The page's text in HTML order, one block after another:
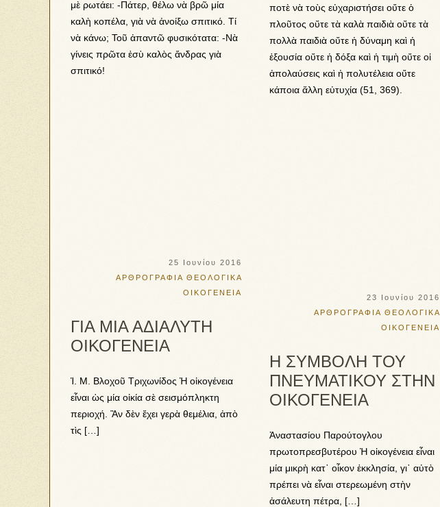
μὲ ρωτάει: -Πάτερ, θέλω νὰ βρῶ μία
καλὴ κοπέλα, γιὰ νὰ ἀνοίξω σπιτικό. Τί
νὰ κάνω; Τοῦ ἀπαντῶ φυσικότατα: -Νὰ
γίνεις πρῶτα ἐσὺ καλὸς ἄνδρας γιὰ
σπιτικό!
ποτὲ νὰ τοὺς εὐχαριστήσει οὔτε ὁ
πλοῦτος οὔτε τὰ καλὰ παιδιὰ οὔτε τὰ
πολλὰ παιδιὰ οὔτε ἡ δύναμη καὶ ἡ
ἐξουσία οὔτε ἡ δόξα καὶ ἡ τιμὴ οὔτε οἱ
ἀπολαύσεις καὶ ἡ πολυτέλεια οὔτε
κάποια ἄλλη εὐτυχία (51, 369).
25 Ιουνίου 2016
ΑΡΘΡΟΓΡΑΦΙΑ ΘΕΟΛΟΓΙΚΑ
ΟΙΚΟΓΕΝΕΙΑ
ΓΙΑ ΜΙΑ ΑΔΙΑΛΥΤΗ
ΟΙΚΟΓΕΝΕΙΑ
Ἱ. Μ. Βλοχοῦ Τριχωνίδος Ἡ οἰκογένεια
εἶναι ὡς μία οἰκία σὲ σεισμόπληκτη
περιοχή. Ἂν δὲν ἔχει γερὰ θεμέλια, ἀπὸ
τὶς […]
23 Ιουνίου 2016
ΑΡΘΡΟΓΡΑΦΙΑ ΘΕΟΛΟΓΙΚΑ
ΟΙΚΟΓΕΝΕΙΑ
Η ΣΥΜΒΟΛΗ ΤΟΥ
ΠΝΕΥΜΑΤΙΚΟΥ ΣΤΗΝ
ΟΙΚΟΓΕΝΕΙΑ
Ἀναστασίου Παρούτογλου
πρωτοπρεσβυτέρου Ἡ οἰκογένεια εἶναι
μία μικρὴ κατ᾿ οἶκον ἐκκλησία, γι᾿ αὐτὸ
πρέπει νὰ εἶναι στερεωμένη στὴν
ἀσάλευτη πέτρα, […]